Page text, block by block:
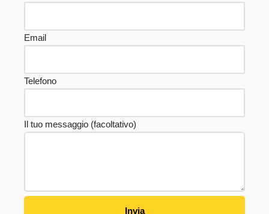
Email
Telefono
Il tuo messaggio (facoltativo)